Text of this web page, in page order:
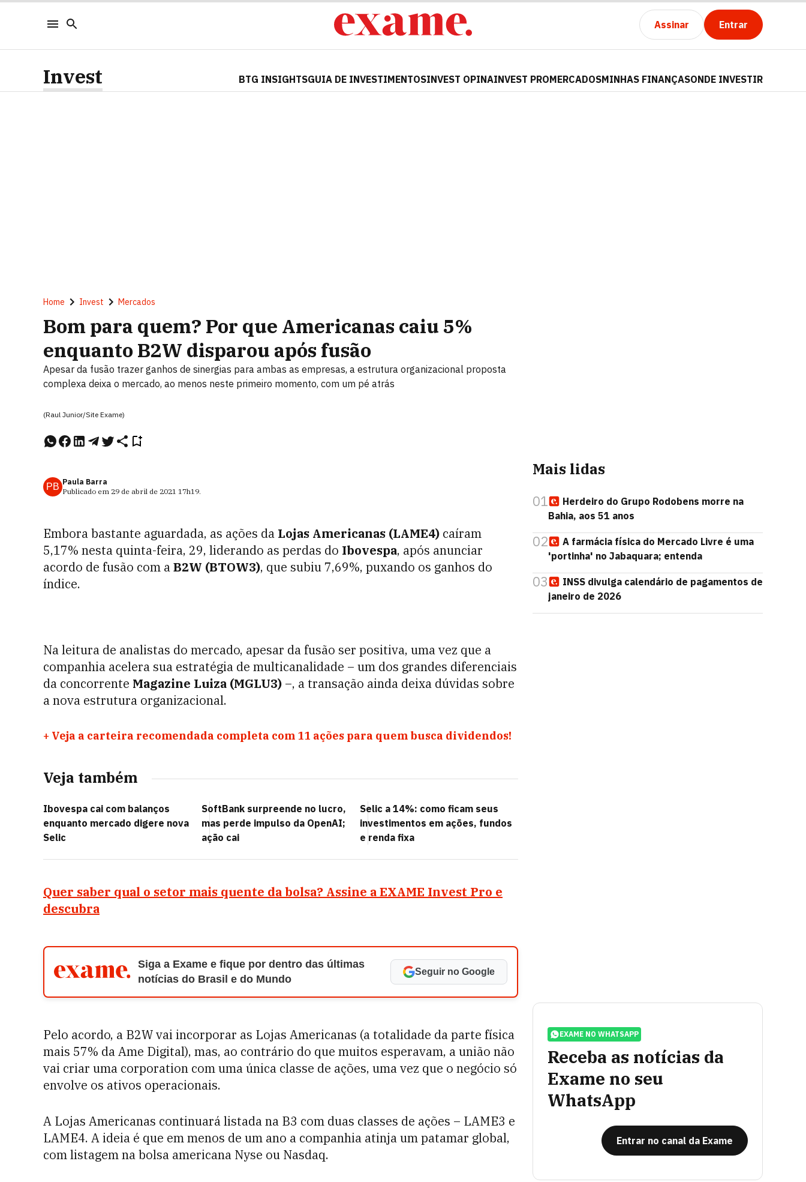
Assinar Entrar
Invest BTG INSIGHTSGUIA DE INVESTIMENTOSINVEST OPINAINVEST PROMERCADOSMINHAS FINANÇASONDE INVESTIR
Home Invest Mercados
Bom para quem? Por que Americanas caiu 5%
enquanto B2W disparou após fusão
Apesar da fusão trazer ganhos de sinergias para ambas as empresas, a estrutura organizacional proposta
complexa deixa o mercado, ao menos neste primeiro momento, com um pé atrás
(Raul Junior/Site Exame)
PB Paula Barra
Publicado em 29 de abril de 2021 17h19.
Embora bastante aguardada, as ações da Lojas Americanas (LAME4) caíram
5,17% nesta quinta-feira, 29, liderando as perdas do Ibovespa, após anunciar
acordo de fusão com aB2W (BTOW3), que subiu 7,69%, puxando os ganhos do
índice.
Na leitura de analistas do mercado, apesar da fusão ser positiva, uma vez que a
companhia acelera sua estratégia de multicanalidade – um dos grandes diferenciais
da concorrente Magazine Luiza (MGLU3) –, a transação ainda deixa dúvidas sobre
a nova estrutura organizacional.
+ Veja a carteira recomendada completa com 11 ações para quem busca dividendos!
Veja também
Ibovespa cai com balanços
enquanto mercado digere nova
Selic
SoftBank surpreende no lucro,
mas perde impulso da OpenAI;
ação cai
Selic a 14%: como ficam seus
investimentos em ações, fundos
e renda fixa
Quer saber qual o setor mais quente dabolsa? Assine a EXAME Invest Pro e
descubra
Siga a Exame e fique por dentro das últimas
notícias do Brasil e do Mundo
Seguir no Google
Pelo acordo, a B2W vai incorporar as Lojas Americanas (a totalidade da parte física
mais 57% da Ame Digital), mas, ao contrário do que muitos esperavam, a união não
vai criar uma corporation com uma única classe de ações, uma vez que o negócio só
envolve os ativos operacionais.
A Lojas Americanas continuará listada na B3 com duas classes de ações – LAME3 e
LAME4. A ideia é que em menos de um ano a companhia atinja um patamar global,
com listagem na bolsa americana Nyse ou Nasdaq.
Mais lidas
01
Herdeiro do Grupo Rodobens morre na
Bahia, aos 51 anos
02
A farmácia física do Mercado Livre é uma
'portinha' no Jabaquara; entenda
03
INSS divulga calendário de pagamentos de
janeiro de 2026
EXAME NO WHATSAPP
Receba as notícias da
Exame no seu
WhatsApp
Entrar no canal da Exame